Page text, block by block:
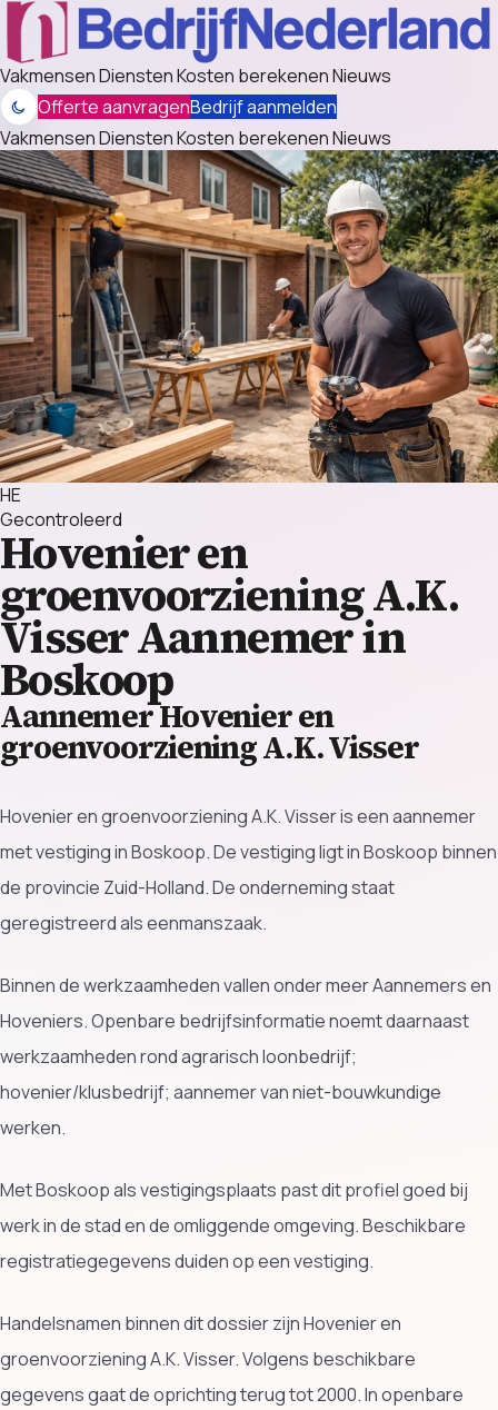
VakmensenDienstenKosten berekenenNieuws
Offerte aanvragenBedrijf aanmelden
VakmensenDienstenKosten berekenenNieuws
HE
Gecontroleerd
Hovenier en
groenvoorziening A.K.
VisserAannemer in
Boskoop
Aannemer Hovenier en
groenvoorziening A.K. Visser
Hovenier en groenvoorziening A.K. Visser is een aannemer
met vestiging in Boskoop. De vestiging ligt in Boskoop binnen
de provincie Zuid-Holland. De onderneming staat
geregistreerd als eenmanszaak.
Binnen de werkzaamheden vallen onder meer Aannemers en
Hoveniers. Openbare bedrijfsinformatie noemt daarnaast
werkzaamheden rond agrarisch loonbedrijf;
hovenier/klusbedrijf; aannemer van niet-bouwkundige
werken.
Met Boskoop als vestigingsplaats past dit profiel goed bij
werk in de stad en de omliggende omgeving. Beschikbare
registratiegegevens duiden op een vestiging.
Handelsnamen binnen dit dossier zijn Hovenier en
groenvoorziening A.K. Visser. Volgens beschikbare
gegevens gaat de oprichting terug tot 2000. In openbare